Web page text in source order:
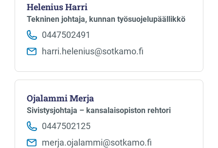
Helenius Harri
Tekninen johtaja, kunnan työsuojelupäällikkö
0447502491
harri.helenius​@sotkamo.fi
Ojalammi Merja
Sivistysjohtaja – kansalaisopiston rehtori
0447502125
merja.ojalammi​@sotkamo.fi